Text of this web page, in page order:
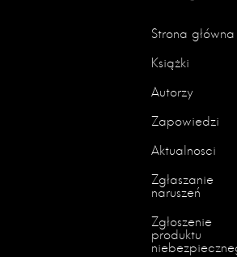
Strona główna
Książki
Autorzy
Zapowiedzi
Aktualności
Zgłaszanie
naruszeń
Zgłoszenie
produktu